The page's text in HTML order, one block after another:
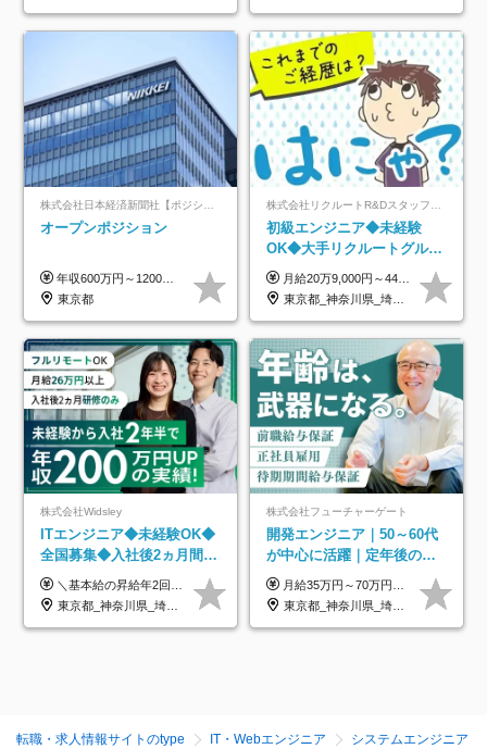
オープンポジション
年収600万円～1200万円 ※上記年収は、想定年収です。住居費補助、子手当などの各種手当を含む金額です。 ※経験・能力等を考慮の上、当社規定により決定します。
東京都
初級エンジニア◆未経験
OK◆大手リクルートグルー
プ正社員◆独自の教育体制
◆住宅手当制度あり/s
月給20万9,000円～44万円 ※試用期間6カ月あり（期間中の待遇に変更なし） ※経験・能力・前給を考慮の上、決定いたします ※時間外手当100％支給 ※派遣就業先が変更となる場合には、就業規則、労使協定等に基づき賃金が変更となる可能性があります
東京都_神奈川県_埼玉県_千葉県_大阪府_愛知県_青森県_岩手県_宮城県_秋田県_山形県_福島県_茨城県_栃木県_群馬県_山梨県_長野県_福井県_静岡県_岐阜県_三重県_兵庫県_京都府_滋賀県_奈良県_広島県_岡山県_山口県_香川県_福岡県_熊本県_佐賀県_長崎県_大分県_宮崎県_鹿児島県
株式会社Widsley
ITエンジニア◆未経験OK◆
全国募集◆入社後2ヵ月間は
研修のみ◆フルリモート
OK◆残業月3h◆服装髪型自
＼基本給の昇給年2回＆プロジェクト手当による昇給年12回！！／ 【経験者の場合】 月給33万円～70万円＋プロジェクト手当＋資格手当 ★スキルや経験を考慮の上、優遇します ★上記給与には固定残業代20時間分(月4万3883円～)を含みます。残業が超過した場合は、追加支給します(残業は月平均3時間とほぼ発生しません。残業がなくても、固定残業代は支給されます) ★試用期間中も、月給や福利厚生等は同じです ---------- 【未経験者の場合】 月給26万円～50万円＋プロジェクト手当＋資格手当 ★スキルや経験を考慮の上、優遇します ★上記給与には固定残業代20時間分(月3万719円～)を含みます。残業が超過した場合は、追加支給します(残業は月平均3時間とほぼ発生しません。残業がなくても、固定残業代は支給されます) ★試用期間6ヵ月あり ・1ヶ月目～：月給23万円～ ・2ヶ月目～6ヶ月目：月給23万円～＋プロジェクト手当1～3万円 （上記給与にはそれぞれ固定残業代20時間分(月3万719円～)を含み、超過した場合は追加支給します。） ---------- 【プロジェクト手当について】 参画するプロジェクトの単価に応じて毎月の歩合給を支給します 業界内でもトップクラスの高還元です！
東京都_神奈川県_埼玉県_千葉県_大阪府_愛知県_北海道_青森県_岩手県_宮城県_秋田県_山形県_福島県_茨城県_栃木県_群馬県_新潟県_山梨県_長野県_富山県_石川県_福井県_静岡県_岐阜県_三重県_兵庫県_京都府_滋賀県_奈良県_和歌山県_広島県_岡山県_鳥取県_島根県_山口県_徳島県_香川県_愛媛県_高知県_福岡県_熊本県_佐賀県_長崎県_大分県_宮崎県_鹿児島県_沖縄県
株式会社フューチャーゲート
開発エンジニア｜50～60代
が中心に活躍｜定年後の給
与減ナシ｜年収50万円アッ
プ実績／昇給率92％（直近3
年）
月給35万円～70万円（固定残業代30時間分63,869円～を含む）+賞与年1回 ※30時間を超える分は別途支給します ●これまでのご経験・スキル・前職給与をできる限り考慮します ●待機期間も給与を100％支給します ●試用期間中も給与や福利厚生は同じです ≪年収を維持しながら長く働けます！≫ 一般的な企業では55歳や60歳を機に年収が下がりますが、 当社は役職などではなく「スキルや経験」で評価。 エンジニアとして長く働きながら あなたにふさわしい年収を維持できます！
東京都_神奈川県_埼玉県_千葉県
転職・求人情報サイトのtype IT・Webエンジニア システムエンジニア